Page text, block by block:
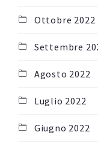
Ottobre 2022
Settembre
Agosto 2022
Luglio 2022
Giugno 2022